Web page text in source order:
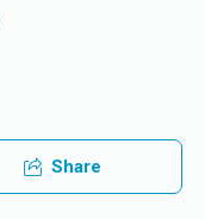
Share